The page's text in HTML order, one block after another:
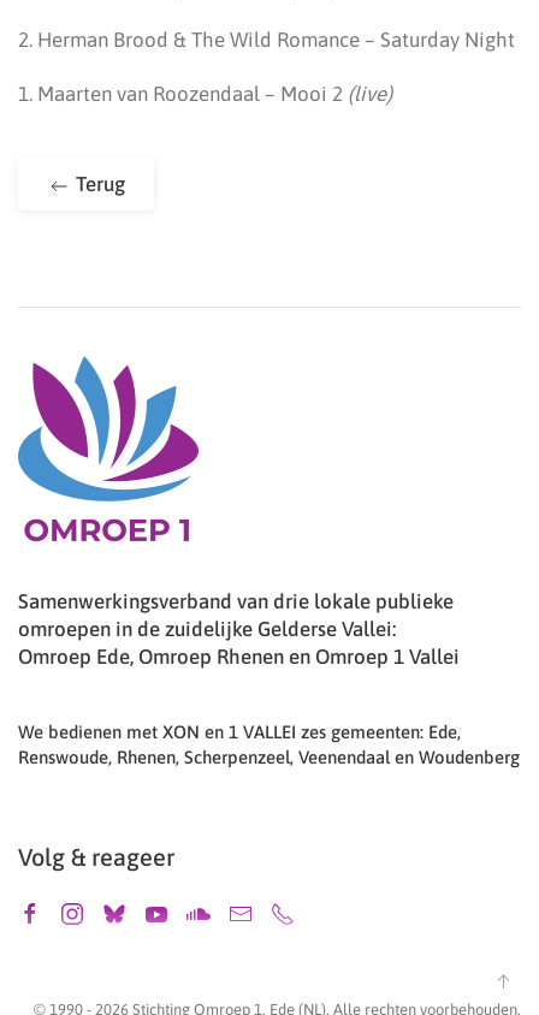
2. Herman Brood & The Wild Romance – Saturday Night
1. Maarten van Roozendaal – Mooi 2 (live)
Terug
Samenwerkingsverband van drie lokale publieke
omroepen in de zuidelijke Gelderse Vallei:
Omroep Ede, Omroep Rhenen en Omroep 1 Vallei
We bedienen met XON en 1 VALLEI zes gemeenten: Ede,
Renswoude, Rhenen, Scherpenzeel, Veenendaal en Woudenberg
Volg & reageer
© 1990 - 2026 Stichting Omroep 1, Ede (NL). Alle rechten voorbehouden.